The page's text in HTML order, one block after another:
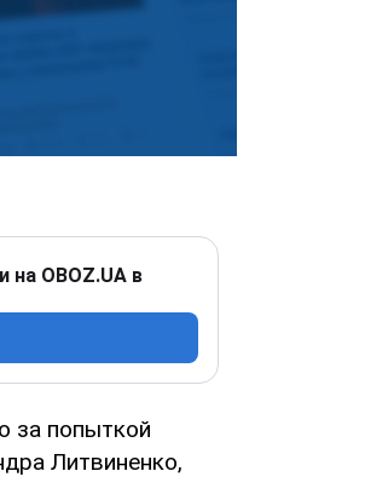
на OBOZ.UA в
за попыткой
Литвиненко,